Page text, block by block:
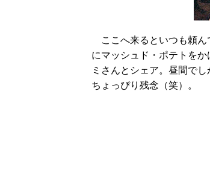
ここへ来るといつも頼ん
にマッシュド・ポテトを
ミさんとシェア。昼間で
ちょっぴり残念（笑）。